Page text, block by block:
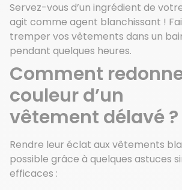
Servez-vous d’un ingrédient de
agit comme agent blanchissant !
tremper vos vêtements dans un
pendant quelques heures.
Comment
couleur d’un
vêtement délavé?
Rendre leur éclat aux vêtements
possible grâce à quelques astuces
efficaces :